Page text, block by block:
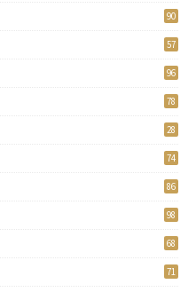
90
57
96
78
28
74
86
98
68
71